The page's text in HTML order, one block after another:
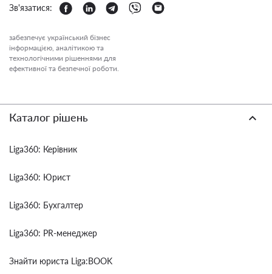
Зв'язатися:
забезпечує український бізнес
інформацією, аналітикою та
технологічними рішеннями для
ефективної та безпечної роботи.
Каталог рішень
Liga360: Керівник
Liga360: Юрист
Liga360: Бухгалтер
Liga360: PR-менеджер
Знайти юриста Liga:BOOK